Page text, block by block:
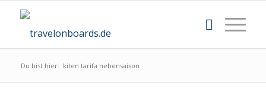
Du bist hier: kiten tarifa nebensaison